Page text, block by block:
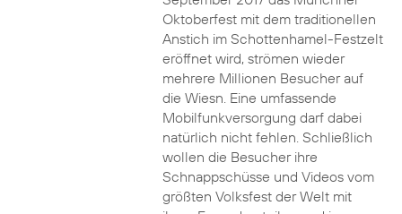
Oktoberfest mit dem traditionellen
Anstich im Schottenhamel-Festzelt
eröffnet wird, strömen wieder
mehrere Millionen Besucher auf
die Wiesn. Eine umfassende
Mobilfunkversorgung darf dabei
natürlich nicht fehlen. Schließlich
wollen die Besucher ihre
Schnappschüsse und Videos vom
größten Volksfest der Welt mit